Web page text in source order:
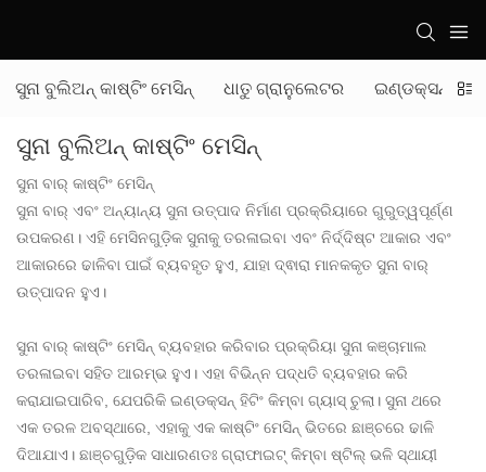
ସୁନା ବୁଲିଅନ୍ କାଷ୍ଟିଂ ମେସିନ୍ ଧାତୁ ଗ୍ରାନୁଲେଟର ଇଣ୍ଡକ୍ସନ୍
ସୁନା ବୁଲିଅନ୍ କାଷ୍ଟିଂ ମେସିନ୍
ସୁନା ବାର୍ କାଷ୍ଟିଂ ମେସିନ୍
ସୁନା ବାର୍ ଏବଂ ଅନ୍ୟାନ୍ୟ ସୁନା ଉତ୍ପାଦ ନିର୍ମାଣ ପ୍ରକ୍ରିୟାରେ ଗୁରୁତ୍ୱପୂର୍ଣ୍ଣ
ଉପକରଣ। ଏହି ମେସିନଗୁଡ଼ିକ ସୁନାକୁ ତରଳାଇବା ଏବଂ ନିର୍ଦ୍ଦିଷ୍ଟ ଆକାର ଏବଂ
ଆକାରରେ ଢାଳିବା ପାଇଁ ବ୍ୟବହୃତ ହୁଏ, ଯାହା ଦ୍ଵାରା ମାନକକୃତ ସୁନା ବାର୍
ଉତ୍ପାଦନ ହୁଏ।
ସୁନା ବାର୍ କାଷ୍ଟିଂ ମେସିନ୍ ବ୍ୟବହାର କରିବାର ପ୍ରକ୍ରିୟା ସୁନା କଞ୍ଚାମାଲ
ତରଳାଇବା ସହିତ ଆରମ୍ଭ ହୁଏ। ଏହା ବିଭିନ୍ନ ପଦ୍ଧତି ବ୍ୟବହାର କରି
କରାଯାଇପାରିବ, ଯେପରିକି ଇଣ୍ଡକ୍ସନ୍ ହିଟିଂ କିମ୍ବା ଗ୍ୟାସ୍ ଚୁଲା। ସୁନା ଥରେ
ଏକ ତରଳ ଅବସ୍ଥାରେ, ଏହାକୁ ଏକ କାଷ୍ଟିଂ ମେସିନ୍ ଭିତରେ ଛାଞ୍ଚରେ ଢାଳି
ଦିଆଯାଏ। ଛାଞ୍ଚଗୁଡ଼ିକ ସାଧାରଣତଃ ଗ୍ରାଫାଇଟ୍ କିମ୍ବା ଷ୍ଟିଲ୍ ଭଳି ସ୍ଥାୟୀ